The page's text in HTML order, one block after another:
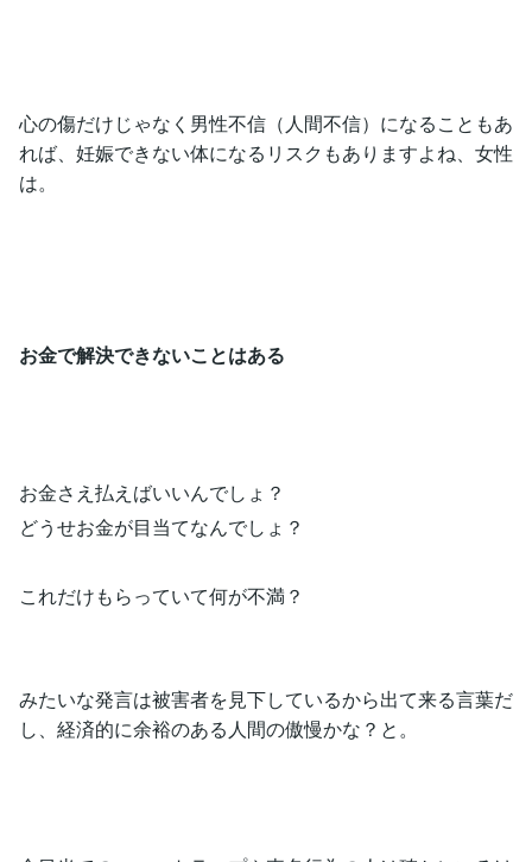
心の傷だけじゃなく男性不信（人間不信）になることもあ
れば、妊娠できない体になるリスクもありますよね、女性
は。
お金で解決できないことはある
お金さえ払えばいいんでしょ？
どうせお金が目当てなんでしょ？
これだけもらっていて何が不満？
みたいな発言は被害者を見下しているから出て来る言葉だ
し、経済的に余裕のある人間の傲慢かな？と。